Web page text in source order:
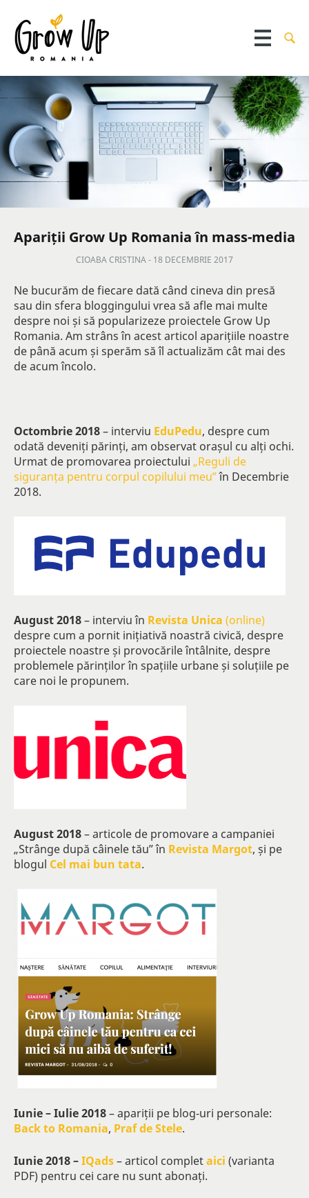
Apariții Grow Up Romania în mass-media
CIOABA CRISTINA - 18 DECEMBRIE 2017
Ne bucurăm de fiecare dată când cineva din presă
sau din sfera bloggingului vrea să afle mai multe
despre noi și să popularizeze proiectele Grow Up
Romania. Am strâns în acest articol aparițiile noastre
de până acum și sperăm să îl actualizăm cât mai des
de acum încolo.
Octombrie 2018– interviu EduPedu, despre cum
odată deveniți părinți, am observat orașul cu alți ochi.
Urmat de promovarea proiectului „Reguli de
siguranța pentru corpul copilului meu”în Decembrie
2018.
August 2018– interviu în Revista Unica (online)
despre cum a pornit inițiativă noastră civică, despre
proiectele noastre și provocările întâlnite, despre
problemele părinților în spațiile urbane și soluțiile pe
care noi le propunem.
August 2018– articole de promovare a campaniei
„Strânge după câinele tău” în Revista Margot, și pe
blogul Cel mai bun tata.
Iunie – Iulie 2018– apariții pe blog-uri personale:
Back to Romania, Praf de Stele.
Iunie 2018 –IQads– articol completaici (varianta
PDF) pentru cei care nu sunt abonați.